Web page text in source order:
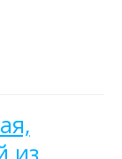
из